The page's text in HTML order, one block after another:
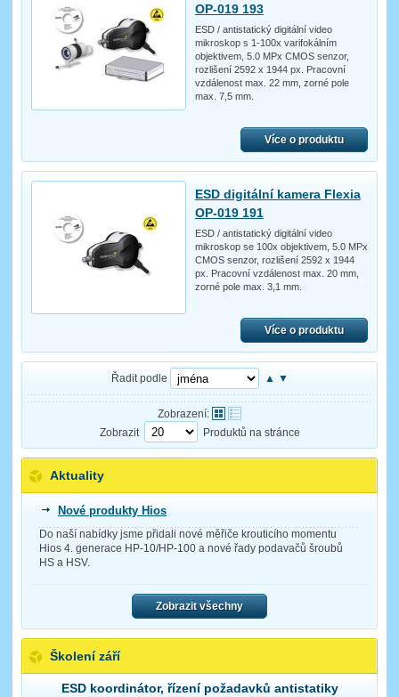
OP-019 193
ESD / antistatický digitální video
mikroskop s 1-100x varifokálním
objektivem, 5.0 MPx CMOS senzor,
rozlišení 2592 x 1944 px. Pracovní
vzdálenost max. 22 mm, zorné pole
max. 7,5 mm.
Více o produktu
ESD digitální kamera Flexia
OP-019 191
ESD / antistatický digitální video
mikroskop se 100x objektivem, 5.0 MPx
CMOS senzor, rozlišení 2592 x 1944
px. Pracovní vzdálenost max. 20 mm,
zorné pole max. 3,1 mm.
Více o produktu
Řadit podle ▲ ▼
Zobrazení:
Zobrazit
Produktů na stránce
Aktuality
Nové produkty Hios
Do naší nabídky jsme přidali nové měřiče krouticího momentu
Hios 4. generace HP-10/HP-100 a nové řady podavačů šroubů
HS a HSV.
Zobrazit všechny
Školení září
ESD koordinátor, řízení požadavků antistatiky